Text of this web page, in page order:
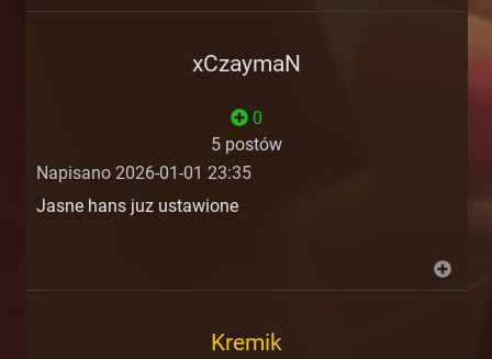
xCzaymaN
0
5 postów
Napisano 2026-01-01 23:35
Jasne hans juz ustawione
Kremik